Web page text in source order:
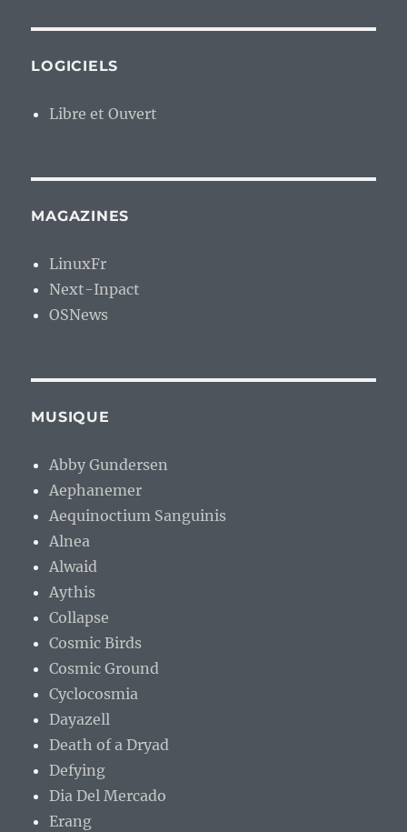
LOGICIELS
Libre et Ouvert
MAGAZINES
LinuxFr
Next-Inpact
OSNews
MUSIQUE
Abby Gundersen
Aephanemer
Aequinoctium Sanguinis
Alnea
Alwaid
Aythis
Collapse
Cosmic Birds
Cosmic Ground
Cyclocosmia
Dayazell
Death of a Dryad
Defying
Dia Del Mercado
Erang